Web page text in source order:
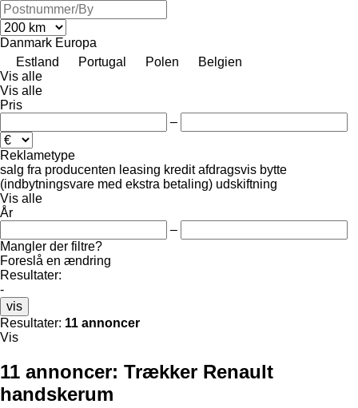
Danmark Europa
Estland
Portugal Polen
Belgien
Vis alle
Vis alle
Pris
–
Reklametype
salg fra producenten leasing kredit afdragsvis bytte
(indbytningsvare med ekstra betaling) udskiftning
Vis alle
År
–
Mangler der filtre?
Foreslå en ændring
Resultater:
-
vis
Resultater: 11 annoncer
Vis
11 annoncer: Trækker Renault
handskerum